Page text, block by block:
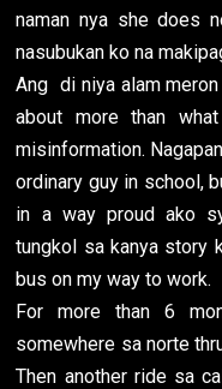
naman nya she does
nasubukan ko na
Ang di niya alam
about more than
misinformation.
ordinary guy in school,
in a way proud ako
tungkol sa kanya story
bus on my way to work.
For more than 6
somewhere sa norte
Then another ride sa